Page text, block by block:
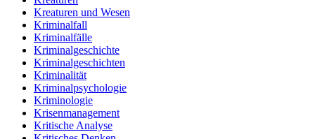
Kreaturen und Wesen
Kriminalfall
Kriminalfälle
Kriminalgeschichte
Kriminalgeschichten
Kriminalität
Kriminalpsychologie
Kriminologie
Krisenmanagement
Kritische Analyse